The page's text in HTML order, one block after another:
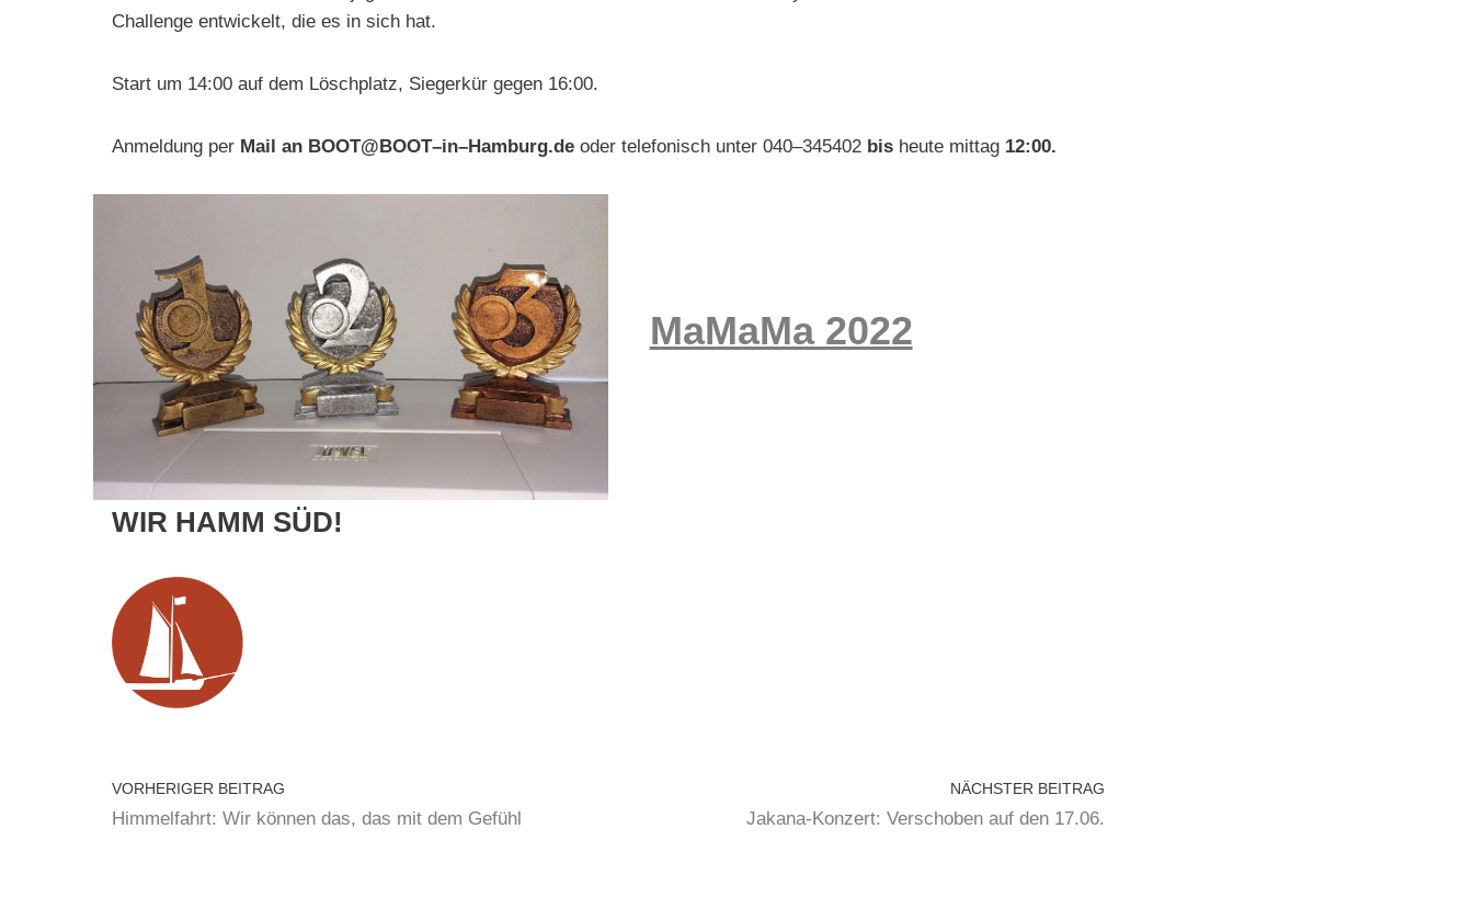
Challenge entwickelt, die es in sich hat.
Start um 14:00 auf dem Löschplatz, Siegerkür gegen 16:00.
Anmeldung per Mail an BOOT@BOOT–in–Hamburg.de oder telefonisch unter 040–345402 bis heute mittag 12:00.
MaMaMa 2022
WIR HAMM SÜD!
VORHERIGER BEITRAG
Himmelfahrt: Wir können das, das mit dem Gefühl
NÄCHSTER BEITRAG
Jakana-Konzert: Verschoben auf den 17.06.